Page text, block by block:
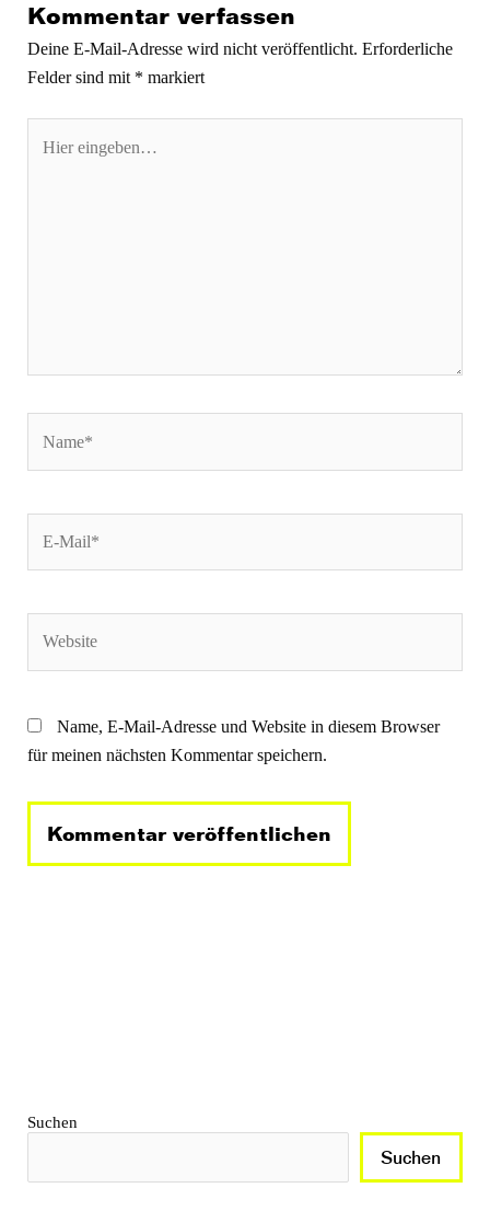
Kommentar verfassen
Deine E-Mail-Adresse wird nicht veröffentlicht. Erforderliche
Felder sind mit * markiert
eingeben…
Mail*
Name, E-Mail-Adresse und Website in diesem Browser
für meinen nächsten Kommentar speichern.
Suchen
Suchen